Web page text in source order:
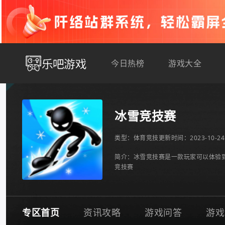
今日热榜 游戏大全
冰雪竞技赛
类型： 体育竞技更新时间：2023-10-
简介：冰雪竞技赛是一款玩家可以体
竞技赛
专区首页 资讯攻略 游戏问答 游